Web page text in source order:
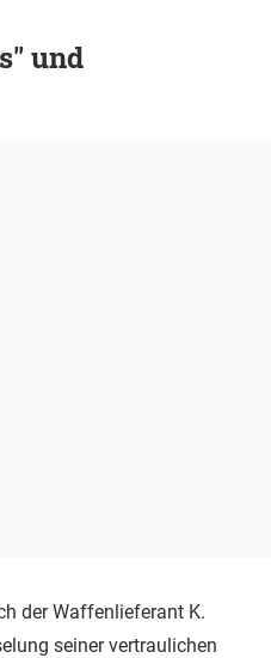
und
der Waffenlieferant K.
seiner vertraulichen